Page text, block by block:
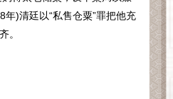
年)清廷以“私售仓粟”罪把他充
。